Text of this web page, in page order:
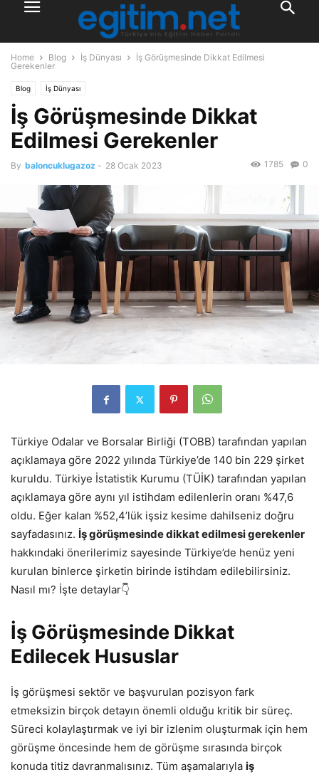
Home Blog İş Dünyası
İş Görüşmesinde Dikkat Edilmesi
Gerekenler
Blog İş Dünyası
İş Görüşmesinde Dikkat
Edilmesi Gerekenler
By baloncuklugazoz - 28 Ocak 2023 0
1785
Türkiye Odalar ve Borsalar Birliği (TOBB) tarafından yapılan
açıklamaya göre 2022 yılında Türkiye’de 140 bin 229 şirket
kuruldu. Türkiye İstatistik Kurumu (TÜİK) tarafından yapılan
açıklamaya göre aynı yıl istihdam edilenlerin oranı %47,6
oldu. Eğer kalan %52,4’lük işsiz kesime dahilseniz doğru
sayfadasınız. İş görüşmesinde dikkat edilmesi gerekenler
hakkındaki önerilerimiz sayesinde Türkiye’de henüz yeni
kurulan binlerce şirketin birinde istihdam edilebilirsiniz.
Nasıl mı? İşte detaylar👇
İş Görüşmesinde Dikkat
Edilecek Hususlar
İş görüşmesi sektör ve başvurulan pozisyon fark
etmeksizin birçok detayın önemli olduğu kritik bir süreç.
Süreci kolaylaştırmak ve iyi bir izlenim oluşturmak için hem
görüşme öncesinde hem de görüşme sırasında birçok
konuda titiz davranmalısınız. Tüm aşamalarıyla iş